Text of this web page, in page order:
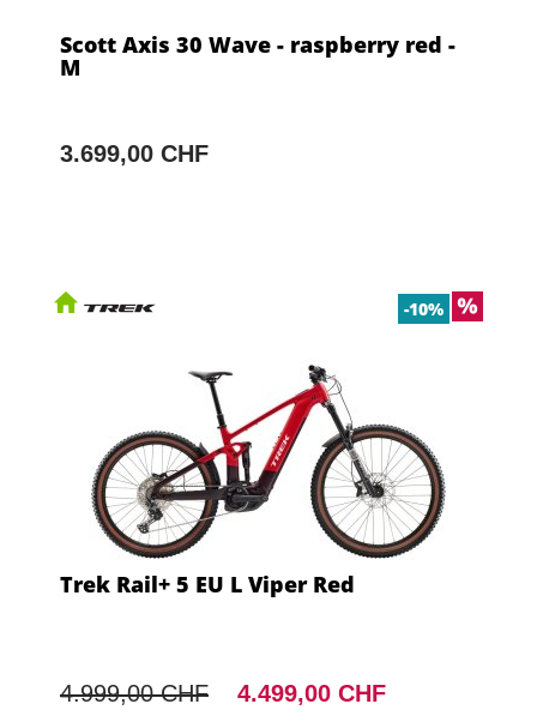
Scott Axis 30 Wave - raspberry red -
M
3.699,00 CHF
-10%
Trek Rail+ 5 EU L Viper Red
4.999,00 CHF 4.499,00 CHF